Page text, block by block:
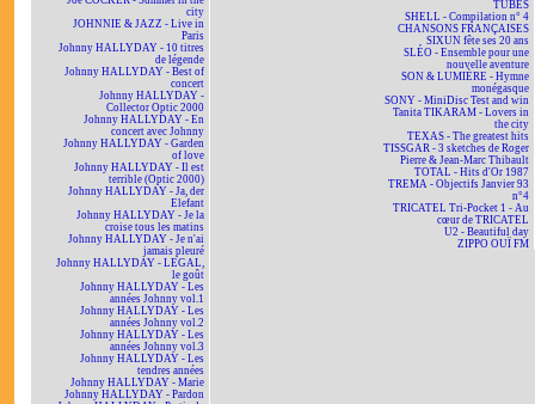
city
JOHNNIE & JAZZ - Live in
Paris
Johnny HALLYDAY - 10 titres
de légende
Johnny HALLYDAY - Best of
concert
Johnny HALLYDAY -
Collector Optic 2000
Johnny HALLYDAY - En
concert avec Johnny
Johnny HALLYDAY - Garden
of love
Johnny HALLYDAY - Il est
terrible (Optic 2000)
Johnny HALLYDAY - Ja, der
Elefant
Johnny HALLYDAY - Je la
croise tous les matins
Johnny HALLYDAY - Je n'ai
jamais pleuré
Johnny HALLYDAY - LEGAL,
le goût
Johnny HALLYDAY - Les
années Johnny vol.1
Johnny HALLYDAY - Les
années Johnny vol.2
Johnny HALLYDAY - Les
années Johnny vol.3
Johnny HALLYDAY - Les
tendres années
Johnny HALLYDAY - Marie
Johnny HALLYDAY - Pardon
TUBES
SHELL - Compilation n° 4
CHANSONS FRANÇAISES
SIXUN fête ses 20 ans
SLÉO - Ensemble pour une
nouvelle aventure
SON & LUMIÈRE - Hymne
monégasque
SONY - MiniDisc Test and win
Tanita TIKARAM - Lovers in
the city
TEXAS - The greatest hits
TISSGAR - 3 sketches de Roger
Pierre & Jean-Marc Thibault
TOTAL - Hits d'Or 1987
TREMA - Objectifs Janvier 93
n°4
TRICATEL Tri-Pocket 1 - Au
cœur de TRICATEL
U2 - Beautiful day
ZIPPO OUÏ FM